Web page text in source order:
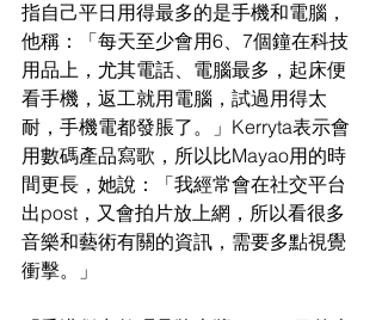
指自己平日用得最多的是手機和電腦，
他稱：「每天至少會用6、7個鐘在科技
用品上，尤其電話、電腦最多，起床便
看手機，返工就用電腦，試過用得太
耐，手機電都發脹了。」Kerryta表示會
用數碼產品寫歌，所以比Mayao用的時
間更長，她說：「我經常會在社交平台
出post，又會拍片放上網，所以看很多
音樂和藝術有關的資訊，需要多點視覺
衝擊。」